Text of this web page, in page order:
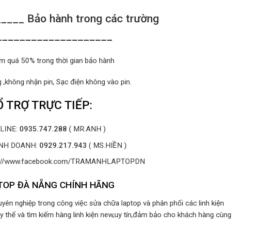
Bảo hành trong các trường
quá 50% trong thời gian bảo hành
nhận pin, Sạc điện không vào pin.
TRỢ TRỰC TIẾP:
0935.747.288 ( MR.ANH )
DOANH: 0929.217.943 ( MS.HIỀN )
www.facebook.com/TRAMANHLAPTOPDN
ĐÀ NẴNG CHÍNH HÃNG
nghiệp trong công việc sửa chữa laptop và phân phối các linh kiện
và tìm kiếm hàng linh kiện new,uy tín,đảm bảo cho khách hàng cùng